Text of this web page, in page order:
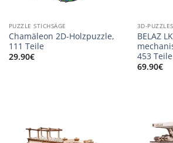
PUZZLE STICHSÄGE
Chamäleon 2D-Holzpuzzle,
111 Teile
29.90€
3D-
BELAZ
453 Teile
69.90€